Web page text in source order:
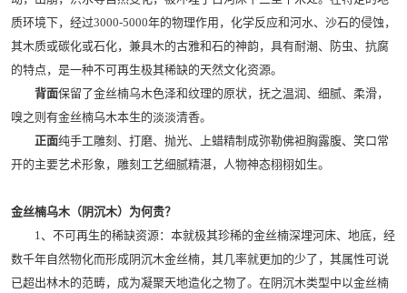
质环境下，经过3000-5000年的物理作用，化学反应和河水、沙石的侵蚀，
其木质或碳化或石化，兼具木的古雅和石的神韵，具有耐潮、防虫、抗腐
的特点，是一种不可再生极其稀缺的天然文化资源。
背面保留了金丝楠乌木色泽和纹理的原状，抚之温润、细腻、柔滑，
嗅之则有金丝楠乌木本生的淡淡清香。
正面纯手工雕刻、打磨、抛光、上蜡精制成弥勒佛袒胸露腹、笑口常
开的主要艺术形象，雕刻工艺细腻精湛，人物神态栩栩如生。
金丝楠乌木（阴沉木）为何贵？
1、不可再生的稀缺资源：本就极其珍稀的金丝楠深埋河床、地底，经
数千年自然物化而形成阴沉木金丝楠，其几率就更加的少了，其属性可说
已超出林木的范畴，成为凝聚天地造化之物了。在阴沉木类型中以金丝楠